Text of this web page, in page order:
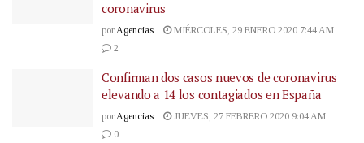
coronavirus
por Agencias
MIÉRCOLES, 29 ENERO 2020 7:44 AM
2
Confirman dos casos nuevos de coronavirus
elevando a 14 los contagiados en España
por Agencias
JUEVES, 27 FEBRERO 2020 9:04 AM
0